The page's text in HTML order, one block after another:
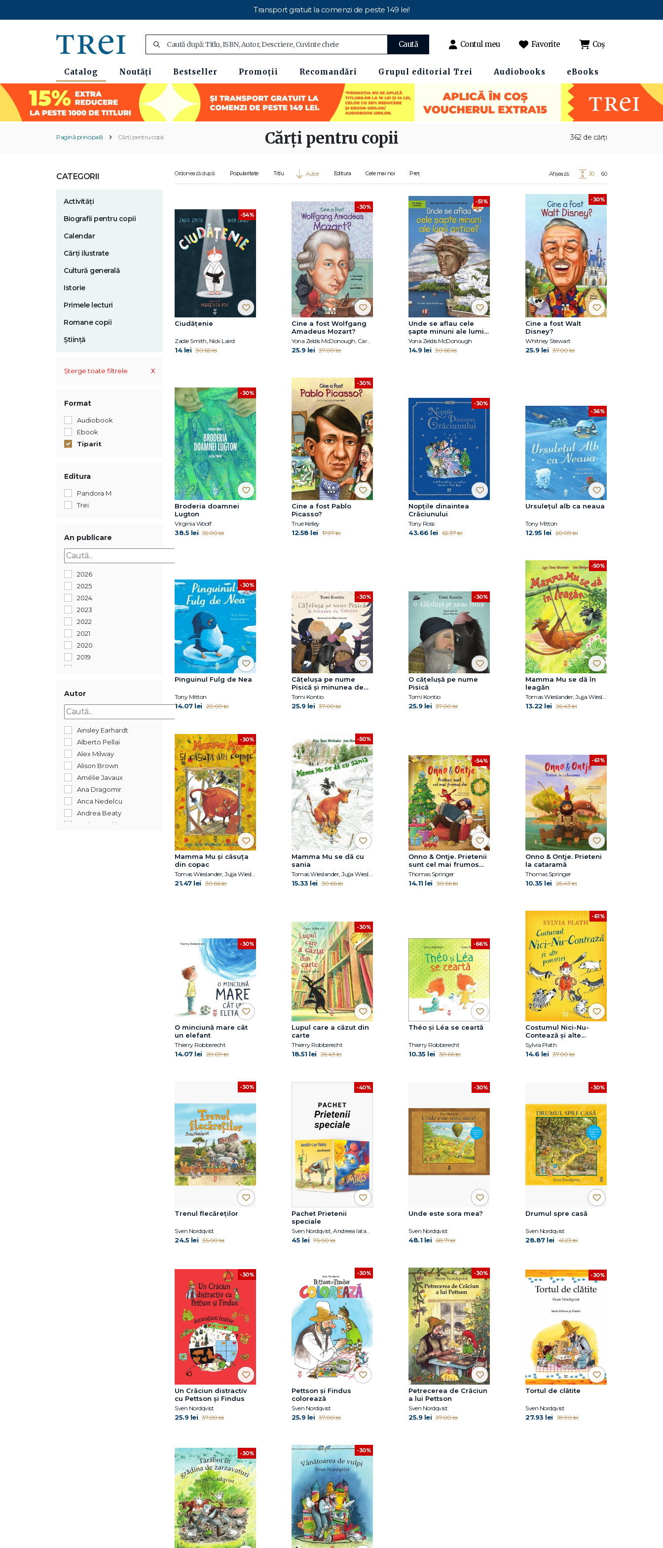
Transport gratuit la comenzi de peste 149 lei!
Caută Contul meu Favorite Coș
Catalog Noutăți Bestseller Promoții Recomandări Grupul editorial Trei Audiobooks eBooks
Pagină principală Cărți pentru copii 362 de cărți
Cărți pentru copii
CATEGORII
Activități
Biografii pentru copii
Calendar
Cărți ilustrate
Cultură generală
Istorie
Primele lecturi
Romane copii
Știință
Șterge toate filtrele x
Format
Audiobook
Ebook
Tiparit
Editura
Pandora M
Trei
An publicare
2026
2025
2024
2023
2022
2021
2020
2019
2016
2015
Autor
Ainsley Earhardt
Alberto Pellai
Alex Milway
Alison Brown
Amélie Javaux
Ana Dragomir
Anca Nedelcu
Andrea Beaty
Andreea Chiru-Maga
Ordonează după: Popularitate Titlu Autor Editura Cele mai noi Preț Afișează: 30 60
-54%
Ciudățenie
Zadie Smith, Nick Laird
14 lei 30.66 lei
-30%
Cine a fost Wolfgang
Amadeus Mozart?
Yona Zeldis McDonough, Carrie Robbins
25.9 lei 37.00 lei
-51%
Unde se aflau cele
șapte minuni ale lumii
antice?
Yona Zeldis McDonough
14.9 lei 30.66 lei
-30%
Cine a fost Walt
Disney?
Whitney Stewart
25.9 lei 37.00 lei
-30%
Broderia doamnei
Lugton
Virginia Woolf
38.5 lei 55.00 lei
-30%
Cine a fost Pablo
Picasso?
True Kelley
12.58 lei 17.97 lei
-30%
Nopțile dinaintea
Crăciunului
Tony Ross
43.66 lei 62.37 lei
-36%
Ursulețul alb ca neaua
Tony Mitton
12.95 lei 20.09 lei
-30%
Pinguinul Fulg de Nea
Tony Mitton
14.07 lei 20.09 lei
-30%
Cățelușa pe nume
Pisică și minunea de
Crăciun
Tomi Kontio
25.9 lei 37.00 lei
-30%
O cățelușă pe nume
Pisică
Tomi Kontio
25.9 lei 37.00 lei
-50%
Mamma Mu se dă în
leagăn
Tomas Wieslander, Jujja Wieslander
13.22 lei 26.43 lei
-30%
Mamma Mu și căsuța
din copac
Tomas Wieslander, Jujja Wieslander
21.47 lei 30.66 lei
-50%
Mamma Mu se dă cu
sania
Tomas Wieslander, Jujja Wieslander
15.33 lei 30.66 lei
-54%
Onno & Ontje. Prietenii
sunt cel mai frumos
dar
Thomas Springer
14.11 lei 30.66 lei
-61%
Onno & Ontje. Prieteni
la cataramă
Thomas Springer
10.35 lei 26.43 lei
-30%
O minciună mare cât
un elefant
Thierry Robberecht
14.07 lei 20.09 lei
-30%
Lupul care a căzut din
carte
Thierry Robberecht
18.51 lei 26.43 lei
-66%
Théo și Léa se ceartă
Thierry Robberecht
10.35 lei 30.66 lei
-61%
Costumul Nici-Nu-
Contează și alte
povestiri
Sylvia Plath
14.6 lei 37.00 lei
-30%
Trenul flecăreților
Sven Nordqvist
24.5 lei 35.00 lei
-40%
Pachet Prietenii
speciale
45 lei 75.00 lei
-30%
Unde este sora mea?
Sven Nordqvist
48.1 lei 68.71 lei
-30%
Drumul spre casă
Sven Nordqvist
28.87 lei 41.23 lei
-30%
Un Crăciun distractiv
cu Pettson și Findus
Sven Nordqvist
25.9 lei 37.00 lei
-30%
Pettson și Findus
colorează
Sven Nordqvist
25.9 lei 37.00 lei
-30%
Petrecerea de Crăciun
a lui Pettson
Sven Nordqvist
25.9 lei 37.00 lei
-30%
Tortul de clătite
Sven Nordqvist
27.93 lei 39.90 lei
-30% -30%